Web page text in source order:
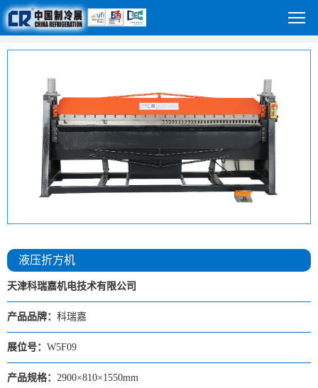
液压折方机
天津科瑞嘉机电技术有限公司
产品品牌： 科瑞嘉
展位号： W5F09
产品规格： 2900×810×1550mm